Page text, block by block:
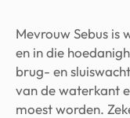
Mevrouw Sebus is
en in die
brug- en
van de waterkant
moest worden.